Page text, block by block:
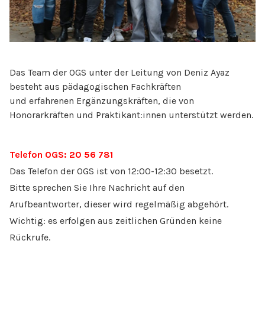
Das Team der OGS unter der Leitung von Deniz Ayaz
besteht aus pädagogischen Fachkräften
und erfahrenen Ergänzungskräften, die von
Honorarkräften und Praktikant:innen unterstützt werden.
Telefon OGS: 20 56 781
Das Telefon der OGS ist von 12:00-12:30 besetzt.
Bitte sprechen Sie Ihre Nachricht auf den
Arufbeantworter, dieser wird regelmäßig abgehört.
Wichtig: es erfolgen aus zeitlichen Gründen keine
Rückrufe.